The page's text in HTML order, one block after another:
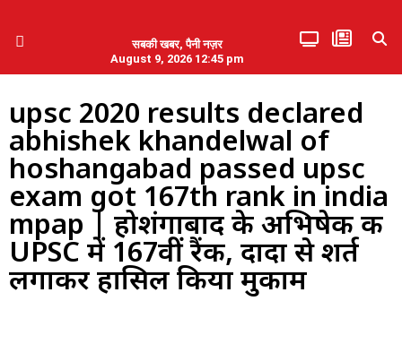
सबकी खबर, पैनी नज़र
August 9, 2026 12:45 pm
upsc 2020 results declared
abhishek khandelwal of
hoshangabad passed upsc
exam got 167th rank in india
mpap | होशंगाबाद के अभिषेक की
UPSC में 167वीं रैंक, दादा से शर्त
लगाकर हासिल किया मुकाम